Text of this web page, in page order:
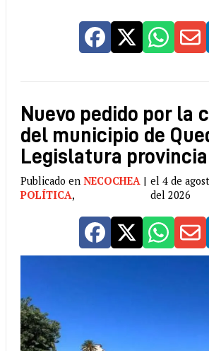
Nuevo pedido por la
del municipio de
Legislatura
Publicado en NECOCHEA |
POLÍTICA,
el 4 de
del 2026